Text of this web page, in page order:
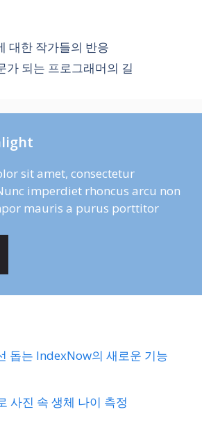
대한 작가들의 반응
가 되는 프로그래머의 길
sit amet, consectetur
imperdiet rhoncus arcu non
mauris a purus porttitor
돕는 IndexNow의 새로운 기능
사진 속 생체 나이 측정